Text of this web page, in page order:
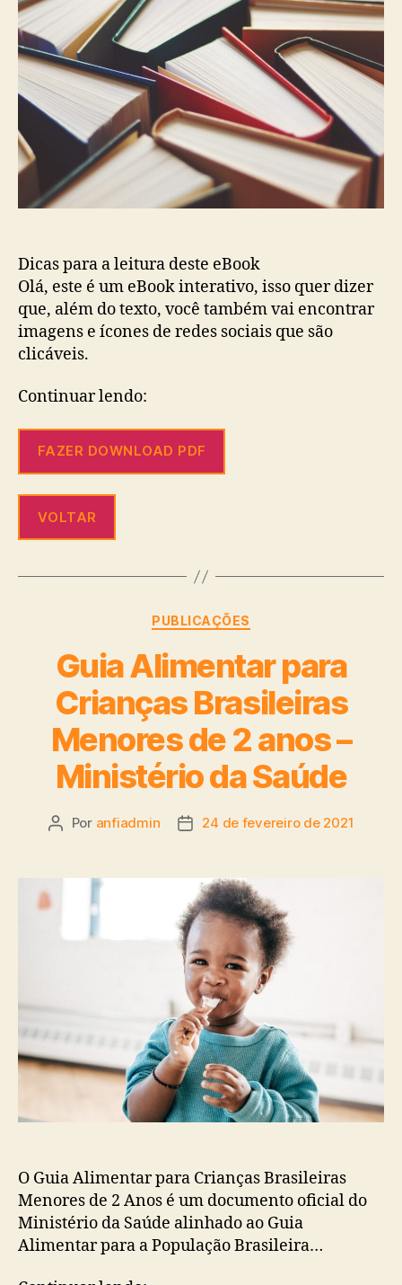
Dicas para a leitura deste eBook
Olá, este é um eBook interativo, isso quer dizer
que, além do texto, você também vai encontrar
imagens e ícones de redes sociais que são
clicáveis.
Continuar lendo:
FAZER DOWNLOAD PDF
VOLTAR
PUBLICAÇÕES
Guia Alimentar para
Crianças Brasileiras
Menores de 2 anos –
Ministério da Saúde
Por anfiadmin 24 de fevereiro de 2021
O Guia Alimentar para Crianças Brasileiras
Menores de 2 Anos é um documento oficial do
Ministério da Saúde alinhado ao Guia
Alimentar para a População Brasileira…